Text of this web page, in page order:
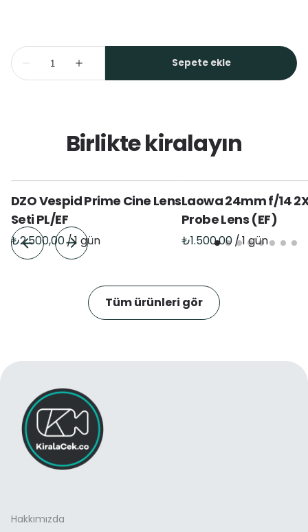
Birlikte kiralayın
DZO Vespid Prime Cine Lens
Seti PL/EF
/
Laowa 24mm f/14
Probe Lens (EF)
/
Tüm ürünleri gör
Hakkımızda